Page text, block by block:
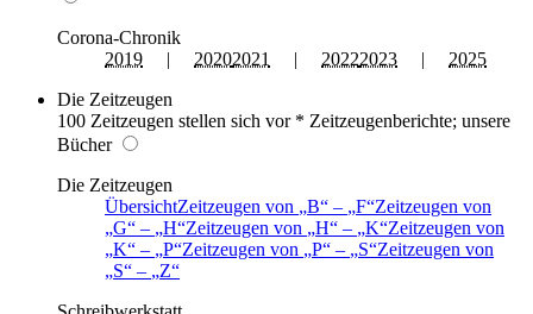
Corona-Chronik
2019 | 20202021 | 20222023 | 2025
Die Zeitzeugen
100 Zeitzeugen stellen sich vor * Zeitzeugenberichte; unsere
Bücher
Die Zeitzeugen
ÜbersichtZeitzeugen von B – F Zeitzeugen von
G
– H Zeitzeugen von H – K Zeitzeugen von
K
– P Zeitzeugen von P – S Zeitzeugen von
S
–
Z